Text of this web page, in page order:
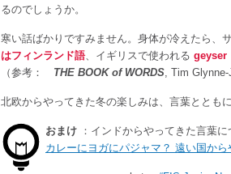
るのでしょうか。
寒い話ばかりですみません。身体が冷えたら、
はフィンランド語、イギリスで使われる geyser
（参考： THE BOOK of WORDS, Tim Glynne-
北欧からやってきた冬の楽しみは、言葉ととも
おまけ ：インドからやってきた言葉
カレーにヨガにパジャマ？ 遠い国から